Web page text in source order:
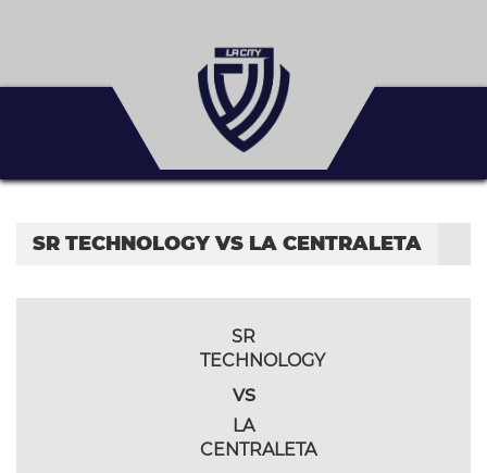
SR TECHNOLOGY VS LA CENTRALETA
SR
TECHNOLOGY
vs
LA
CENTRALETA